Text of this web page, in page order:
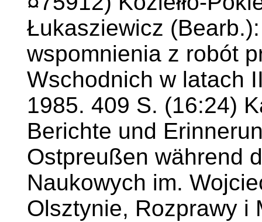
Łukasziewicz
wspomnienia z robót
Wschodnich w latach
1985. 409 S. (16:24)
Berichte und
Ostpreußen während
Naukowych im.
Olsztynie, Rozprawy i